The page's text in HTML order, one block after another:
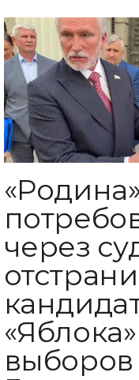
«Родина»
через
выборов